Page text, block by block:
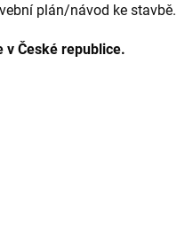
plán/návod ke stavbě.
v České republice.